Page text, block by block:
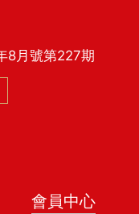
拉｜《Founders》
《The Network
者、Network School
，值得我們學習。」
8月號第227期
會員中心